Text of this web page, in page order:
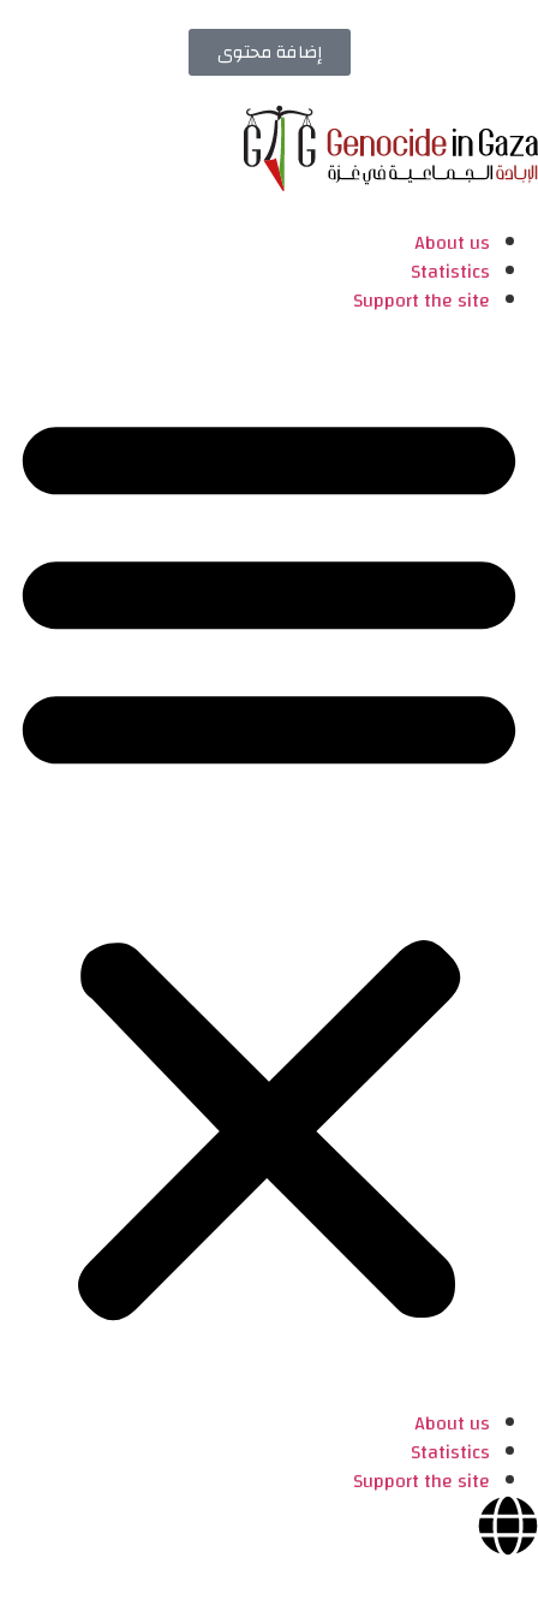
إضافة محتوى
About us
Statistics
Support the site
About us
Statistics
Support the site